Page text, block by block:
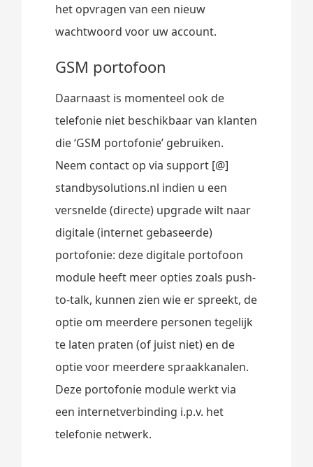
het opvragen van een nieuw
wachtwoord voor uw account.
GSM portofoon
Daarnaast is momenteel ook de
telefonie niet beschikbaar van klanten
die ‘GSM portofonie’ gebruiken.
Neem contact op via support [@]
standbysolutions.nl indien u een
versnelde (directe) upgrade wilt naar
digitale (internet gebaseerde)
portofonie: deze digitale portofoon
module heeft meer opties zoals push-
to-talk, kunnen zien wie er spreekt, de
optie om meerdere personen tegelijk
te laten praten (of juist niet) en de
optie voor meerdere spraakkanalen.
Deze portofonie module werkt via
een internetverbinding i.p.v. het
telefonie netwerk.